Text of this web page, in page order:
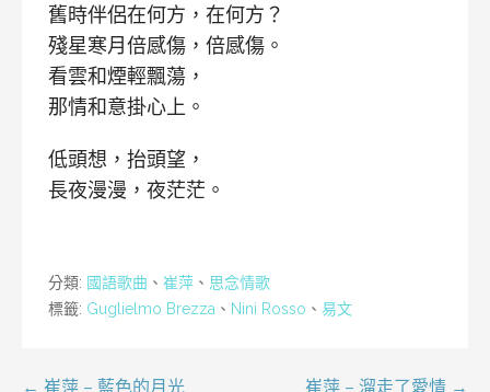
舊時伴侶在何方，在何方？
殘星寒月倍感傷，倍感傷。
看雲和煙輕飄蕩，
那情和意掛心上。
低頭想，抬頭望，
長夜漫漫，夜茫茫。
分類: 國語歌曲 、 崔萍 、 思念情歌
標籤: Guglielmo Brezza 、 Nini Rosso 、 易文
← 崔萍 – 藍色的月光 崔萍 – 溜走了愛情 →